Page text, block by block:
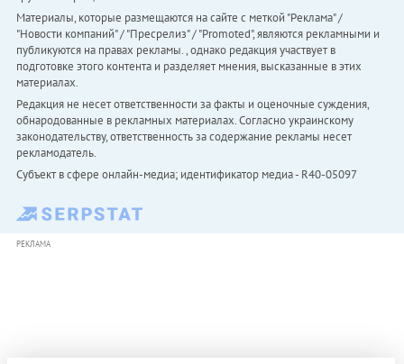
Материалы, которые размещаются на сайте с меткой "Реклама" /
"Новости компаний" / "Пресрелиз" / "Promoted", являются рекламными и
публикуются на правах рекламы. , однако редакция участвует в
подготовке этого контента и разделяет мнения, высказанные в этих
материалах.
Редакция не несет ответственности за факты и оценочные суждения,
обнародованные в рекламных материалах. Согласно украинскому
законодательству, ответственность за содержание рекламы несет
рекламодатель.
Субъект в сфере онлайн-медиа; идентификатор медиа - R40-05097
РЕКЛАМА